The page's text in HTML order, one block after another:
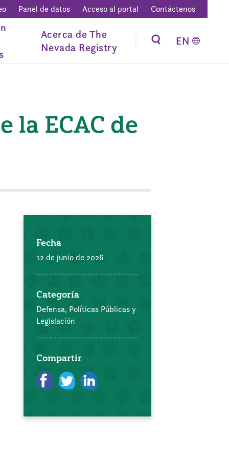
Panel de datos Acceso al portal Contáctenos
Acerca de The
Nevada Registry
EN
la ECAC de
Fecha
12 de junio de 2026
Categoría
Defensa, Políticas Públicas y
Legislación
Compartir